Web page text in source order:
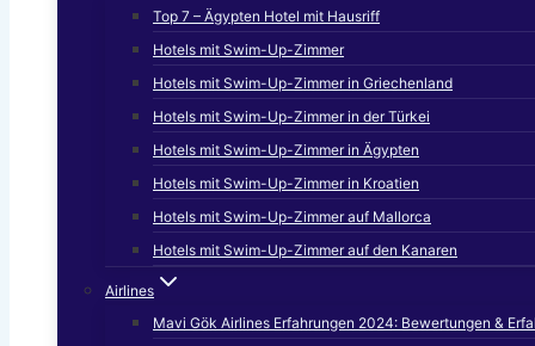
Top 7 – Ägypten Hotel mit Hausriff
Hotels mit Swim-Up-Zimmer
Hotels mit Swim-Up-Zimmer in Griechenland
Hotels mit Swim-Up-Zimmer in der Türkei
Hotels mit Swim-Up-Zimmer in Ägypten
Hotels mit Swim-Up-Zimmer in Kroatien
Hotels mit Swim-Up-Zimmer auf Mallorca
Hotels mit Swim-Up-Zimmer auf den Kanaren
Airlines
Mavi Gök Airlines Erfahrungen 2024: Bewertungen &